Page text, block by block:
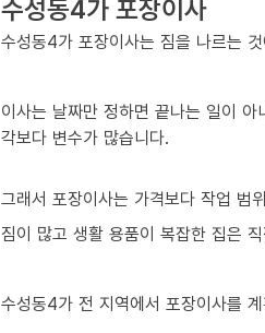
수성동4가 포장이사
수성동4가 포장이사는 짐을 나르는
이사는 날짜만 정하면 끝나는 일이
각보다 변수가 많습니다.
그래서 포장이사는 가격보다 작업 범
짐이 많고 생활 용품이 복잡한 집은
수성동4가 전 지역에서 포장이사를